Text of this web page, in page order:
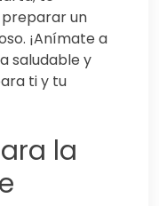
un
¡Anímate a
saludable y
ti y tu
la